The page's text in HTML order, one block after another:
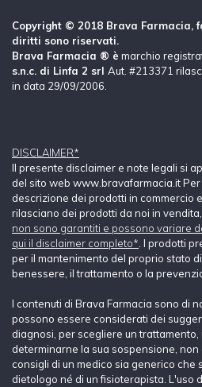
Copyright © 2018 Brava Farmacia,
diritti sono riservati.
Brava Farmacia ® è marchio
s.n.c. di Linfa 2 srl Aut. #213371
in data 29/09/2006.
DISCLAIMER*
Il presente disclaimer e note legali si
del sito web www.bravafarmacia.it
descrizione dei prodotti in commercio
rilasciano dei prodotti da noi in
non sono garantiti e possono variare
qui il disclaimer completo* . I prodotti
per il mantenimento del proprio stato
benessere, il trattamento o la
I contenuti di Brava Farmacia sono di
possono essere considerati dei
diagnosi, per scegliere un
determinarne la sua sospensione,
consigli di un medico sia generico che
dietologo né di un fisioterapista. L'uso